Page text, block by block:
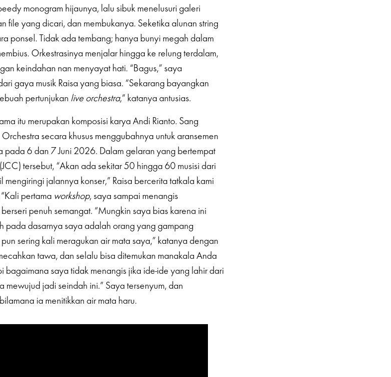
monogram hijaunya, lalu sibuk menelusuri galeri
file yang dicari, dan membukanya. Seketika alunan string
ponsel. Tidak ada tembang; hanya bunyi megah dalam
Orkestrasinya menjalar hingga ke relung terdalam,
keindahan nan menyayat hati. “Bagus,” saya
gaya musik Raisa yang biasa. “Sekarang bayangkan
pertunjukan live orchestra,” katanya antusias.
itu merupakan komposisi karya Andi Rianto. Sang
secara khusus menggubahnya untuk aransemen
pada 6 dan 7 Juni 2026. Dalam gelaran yang bertempat
tersebut, “Akan ada sekitar 50 hingga 60 musisi dari
jalannya konser,” Raisa bercerita tatkala kami
pertama workshop, saya sampai menangis
penuh semangat. “Mungkin saya bias karena ini
pada dasarnya saya adalah orang yang gampang
sering kali meragukan air mata saya,” katanya dengan
tawa, dan selalu bisa ditemukan manakala Anda
bagaimana saya tidak menangis jika ide-ide yang lahir dari
mewujud jadi seindah ini.” Saya tersenyum, dan
ia menitikkan air mata haru.